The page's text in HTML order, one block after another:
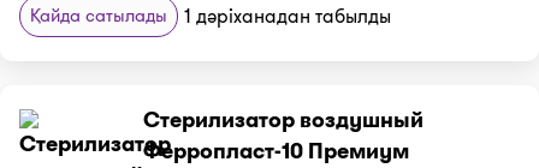
Қайда сатылады 1 дәріханадан табылды
Стерилизатор воздушный
Ферропласт-10 Премиум